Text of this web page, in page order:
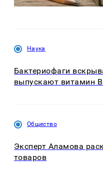
Наука
Бактериофаги
выпускают витамин
Общество
Эксперт Аламова
товаров